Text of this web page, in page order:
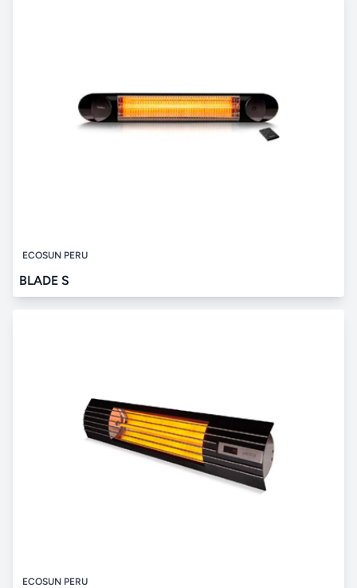
ECOSUN PERU
BLADE S
ECOSUN PERU